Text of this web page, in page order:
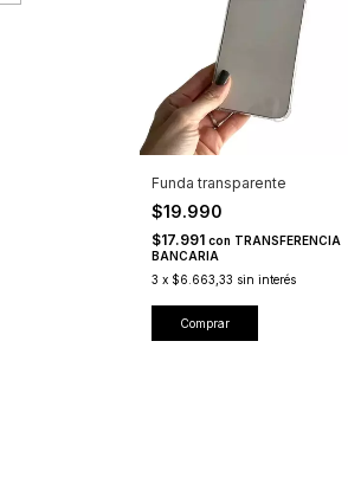
Funda transparente
$19.990
$17.991 con TRANSFERENCIA
BANCARIA
3 x $6.663,33 sin interés
Comprar